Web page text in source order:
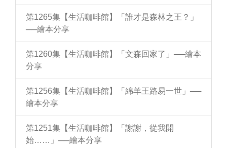
第1265集【生活咖啡館】「誰才是森林之王？」
──繪本分享
第1260集【生活咖啡館】「文森回家了」──繪本
分享
第1256集【生活咖啡館】「綿羊王路易一世」──
繪本分享
第1251集【生活咖啡館】「謝謝，從我開
始……」──繪本分享